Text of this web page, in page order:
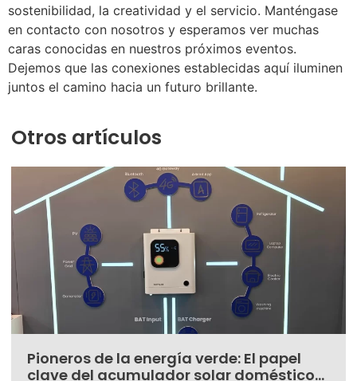
sostenibilidad, la creatividad y el servicio. Manténgase
en contacto con nosotros y esperamos ver muchas
caras conocidas en nuestros próximos eventos.
Dejemos que las conexiones establecidas aquí iluminen
juntos el camino hacia un futuro brillante.
Otros artículos
Pioneros de la energía verde: El papel
clave del acumulador solar doméstico